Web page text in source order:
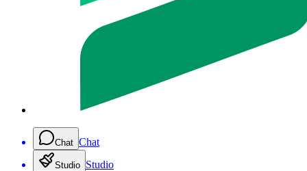
Chat Chat
Studio Studio